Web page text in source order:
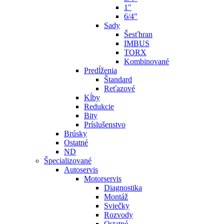
1"
6/4"
Sady
Šesťhran
IMBUS
TORX
Kombinované
Predĺženia
Štandard
Reťazové
Kĺby
Redukcie
Bity
Príslušenstvo
Brúsky
Ostatné
ND
Špecializované
Autoservis
Motorservis
Diagnostika
Montáž
Sviečky
Rozvody